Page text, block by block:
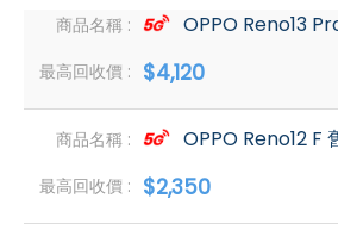
OPPO Reno13
$4,120
OPPO Reno12 F
$2,350